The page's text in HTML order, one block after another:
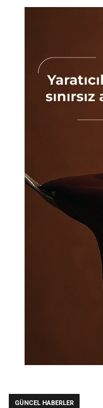
GÜNCEL HABERLER